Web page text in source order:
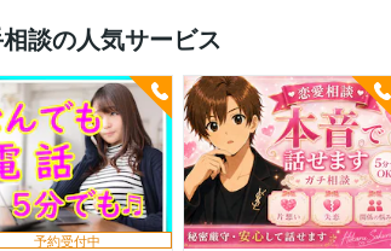
談の人気サービス
予約受付中